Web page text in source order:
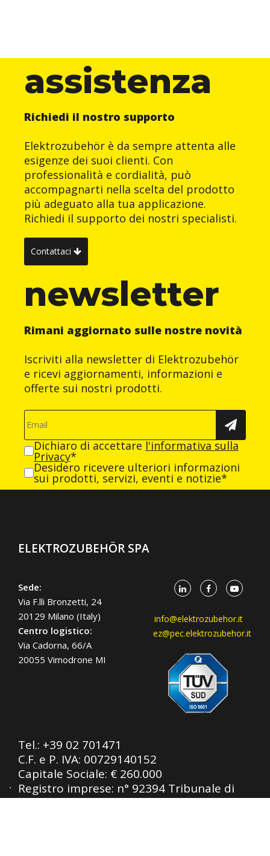
assistenza
Richiedi il nostro supporto
Elektrozubehör è da sempre attenta alle
esigenze dei suoi clienti. Con
professionalità e cordialità, può
accompagnarti nella scelta del prodotto
più adeguato alla tua applicazione.
Richiedi il supporto dei nostri specialisti.
Contattaci
newsletter
Rimani aggiornato sulle nostre novità
Iscriviti alla newsletter di Elektrozubehör
e ricevi aggiornamenti, informazioni e
offerte sui nostri prodotti.
Dichiaro di accettare l'informativa sulla
Privacy*
Desidero ricevere ulteriori informazioni
sui prodotti, servizi, eventi e notizie*
ELEKTROZUBEHÖR SPA
Sede:
Via F.lli Bronzetti, 24
20129 Milano (Italy)
Centro logistico:
Via Cadorna, 66/A
20055 Vimodrone MI
info@elektrozubehor.it
ez@pec.elektrozubehor.it
Tel.: +39 02 701471
C.F. e P. IVA: 00729140152
Capitale Sociale: € 260.000
Registro imprese: n° 92394 Tribunale di
Milano